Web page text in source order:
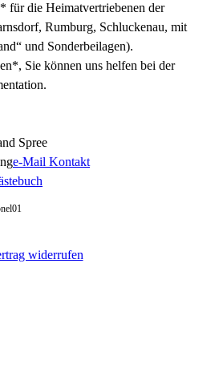
für die Heimatvertriebenen der
Rumburg, Schluckenau, mit
und Sonderbeilagen).
Sie können uns helfen bei der
Spree
e-Mail KontaktOpens
widerrufen